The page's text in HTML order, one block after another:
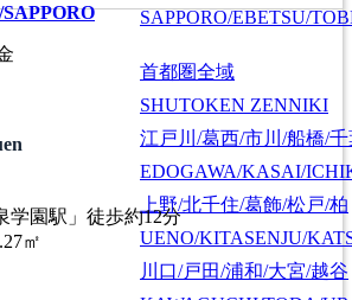
SAPPORO/EBETSU/
首都圏全域
SHUTOKEN ZENNIKI
江戸川/葛西/市川/船橋/千
EDOGAWA/KASAI/
上野/北千住/葛飾/松戸/柏
UENO/KITASENJU/
川口/戸田/浦和/大宮/越谷
学園駅」徒歩約12分
㎡